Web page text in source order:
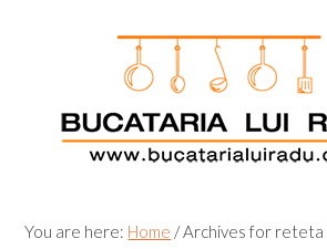
You are here: Home /Archives for reteta